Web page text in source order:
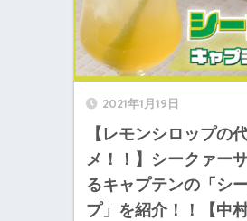
2021年1月19日
【レモンシロップの
メ！！】シークァー
るキャプテンの「シ
プ」を紹介！！【中村